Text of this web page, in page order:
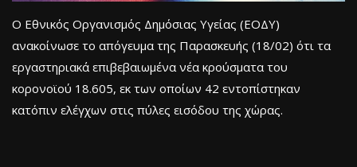
Ο Εθνικός Οργανισμός Δημόσιας Υγείας (ΕΟΔΥ)
ανακοίνωσε το απόγευμα της Παρασκευής (18/02) ότι τα
εργαστηριακά επιβεβαιωμένα νέα κρούσματα του
κορονοϊού 18.605, εκ των οποίων 42 εντοπίστηκαν
κατόπιν ελέγχων στις πύλες εισόδου της χώρας.